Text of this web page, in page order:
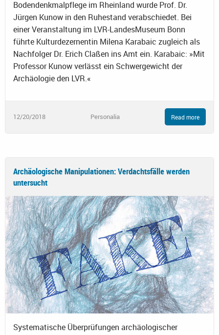
Bodendenkmalpflege im Rheinland wurde Prof. Dr.
Jürgen Kunow in den Ruhestand verabschiedet. Bei
einer Veranstaltung im LVR-LandesMuseum Bonn
führte Kulturdezernentin Milena Karabaic zugleich als
Nachfolger Dr. Erich Claßen ins Amt ein. Karabaic: »Mit
Professor Kunow verlässt ein Schwergewicht der
Archäologie den LVR.«
12/20/2018 Personalia Read more
Archäologische Manipulationen: Verdachtsfälle werden
untersucht
Systematische Überprüfungen archäologischer